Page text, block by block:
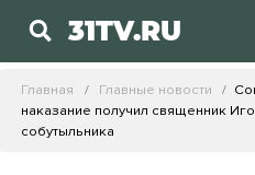
31TV.RU
Главная Главные новости
наказание получил священник
собутыльника